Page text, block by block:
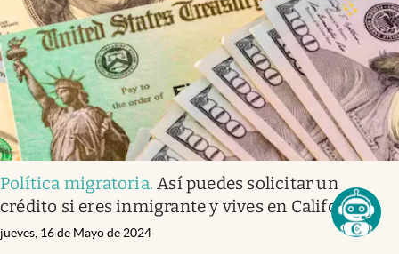
Política migratoria. Así puedes solicitar un
crédito si eres inmigrante y vives en California
jueves, 16 de Mayo de 2024